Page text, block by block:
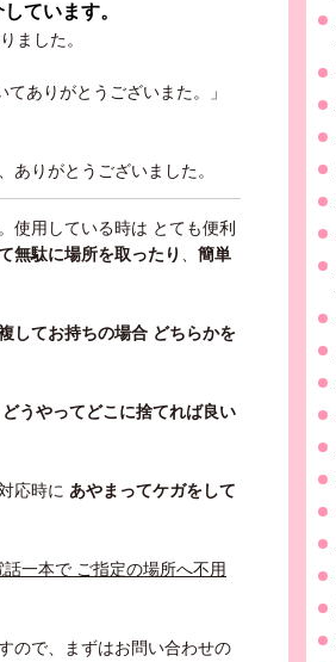
ています。
ました。
ありがとうございまた。」
ありがとうございました。
使用している時は とても便利
無駄に場所を取ったり
簡単
してお持ちの場合 どちらかを
どうやってどこに捨てれば良い
応時に あやまってケガをして
一本で ご指定の場所へ不用
ので、まずはお問い合わせの